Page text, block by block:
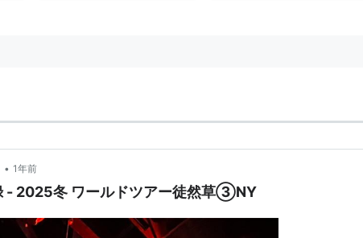
• 1年前
- 2025冬 ワールドツアー徒然草③NY